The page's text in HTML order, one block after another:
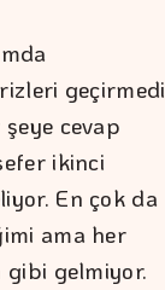
cevap
ikinci
En çok da
ama her
gibi gelmiyor.